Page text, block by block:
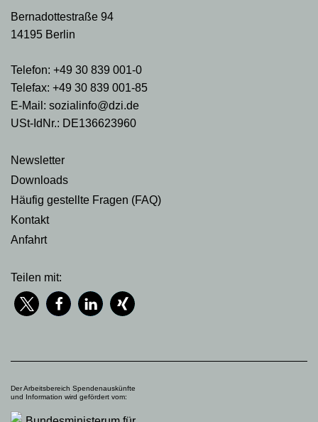
Bernadottestraße 94
14195 Berlin
Telefon: +49 30 839 001-0
Telefax: +49 30 839 001-85
E-Mail: sozialinfo@dzi.de
USt-IdNr.: DE136623960
Newsletter
Downloads
Häufig gestellte Fragen (FAQ)
Kontakt
Anfahrt
Teilen mit:
Der Arbeitsbereich Spendenauskünfte
und Information wird gefördert vom: